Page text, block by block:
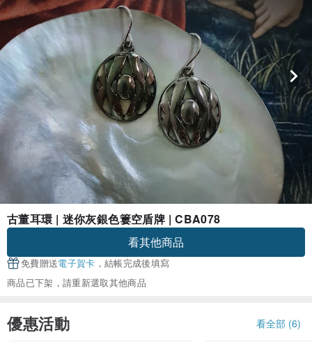
古董耳環 | 迷你灰銀色簍空盾牌 | CBA078
看其他商品
免費贈送電子賀卡 ，結帳完成後填寫
商品已下架，請重新選取其他商品
優惠活動 看全部 (6)